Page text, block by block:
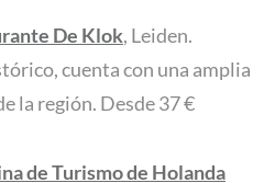
De Klok, Leiden.
cuenta con una amplia
la región. Desde 37 €
de Turismo de Holanda